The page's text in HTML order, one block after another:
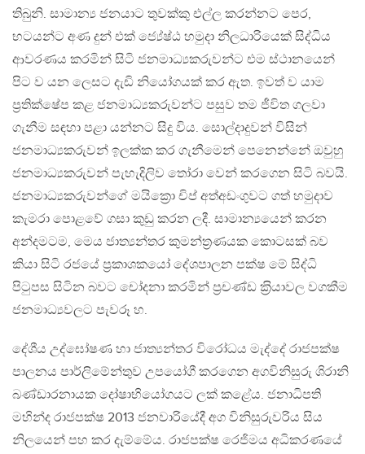
තිබුනි. සාමාන්‍ය ජනයාට තුවක්කු එල්ල කරන්නට පෙර,
භටයන්ට අණ දුන් එක් ජ්‍යේෂ්ඨ හමුදා නිලධාරියෙක් සිද්ධිය
ආවරණය කරමින් සිටි ජනමාධ්‍යකරුවන්ට එම ස්ථානයෙන්
පිට ව යන ලෙසට දැඩි නියෝගයක් කර ඇත. ඉවත් ව යාම
ප‍්‍රතික්ෂේප කළ ජනමාධ්‍යකරුවන්ට පසුව තම ජීවිත ගලවා
ගැනීම සඳහා පළා යන්නට සිදු විය. සොල්දාදුවන් විසින්
ජනමාධ්‍යකරුවන් ඉලක්ක කර ගැනීමෙන් පෙනෙන්නේ ඔවුහු
ජනමාධ්‍යකරුවන් පැහැදිලිව තෝරා වෙන් කරගෙන සිටි බවයි.
ජනමාධ්‍යකරුවන්ගේ මයික්‍රො චිප් අත්අඩංගුවට ගත් හමුදාව
කැමරා පොළවේ ගසා කුඩු කරන ලදී. සාමාන්‍යයෙන් කරන
අන්දමටම, මෙය ජාත්‍යන්තර කුමන්ත‍්‍රණයක කොටසක් බව
කියා සිටි රජයේ ප‍්‍රකාශකයෝ දේශපාලන පක්ෂ මේ සිද්ධි
පිටුපස සිටින බවට චෝදනා කරමින් ප‍්‍රචණ්ඩ ක‍්‍රියාවල වගකීම
ජනමාධ්‍යවලට පැවරූ හ.
දේශීය උද්ඝෝෂණ හා ජාත්‍යන්තර විරෝධය මැද්දේ රාජපක්ෂ
පාලනය පාර්ලිමේන්තුව උපයෝගී කරගෙන අගවිනිසුරු ශිරානි
බණ්ඩාරනායක දෝෂාභියෝගයට ලක් කළේය. ජනාධිපති
මහින්ද රාජපක්ෂ 2013 ජනවාරියේදී අග විනිසුරුවරිය සිය
නිලයෙන් පහ කර දැම්මේය. රාජපක්ෂ රෙජිමය අධිකරණයේ